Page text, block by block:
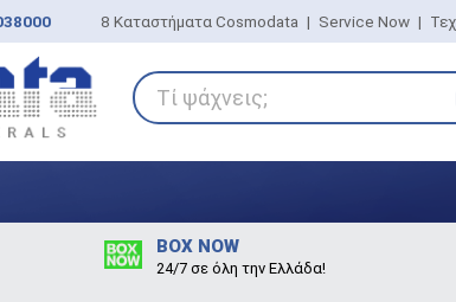
8 Καταστήματα Cosmodata | Service Now |
Τί ψάχνεις;
BOX NOW
24/7 σε όλη την Ελλάδα!